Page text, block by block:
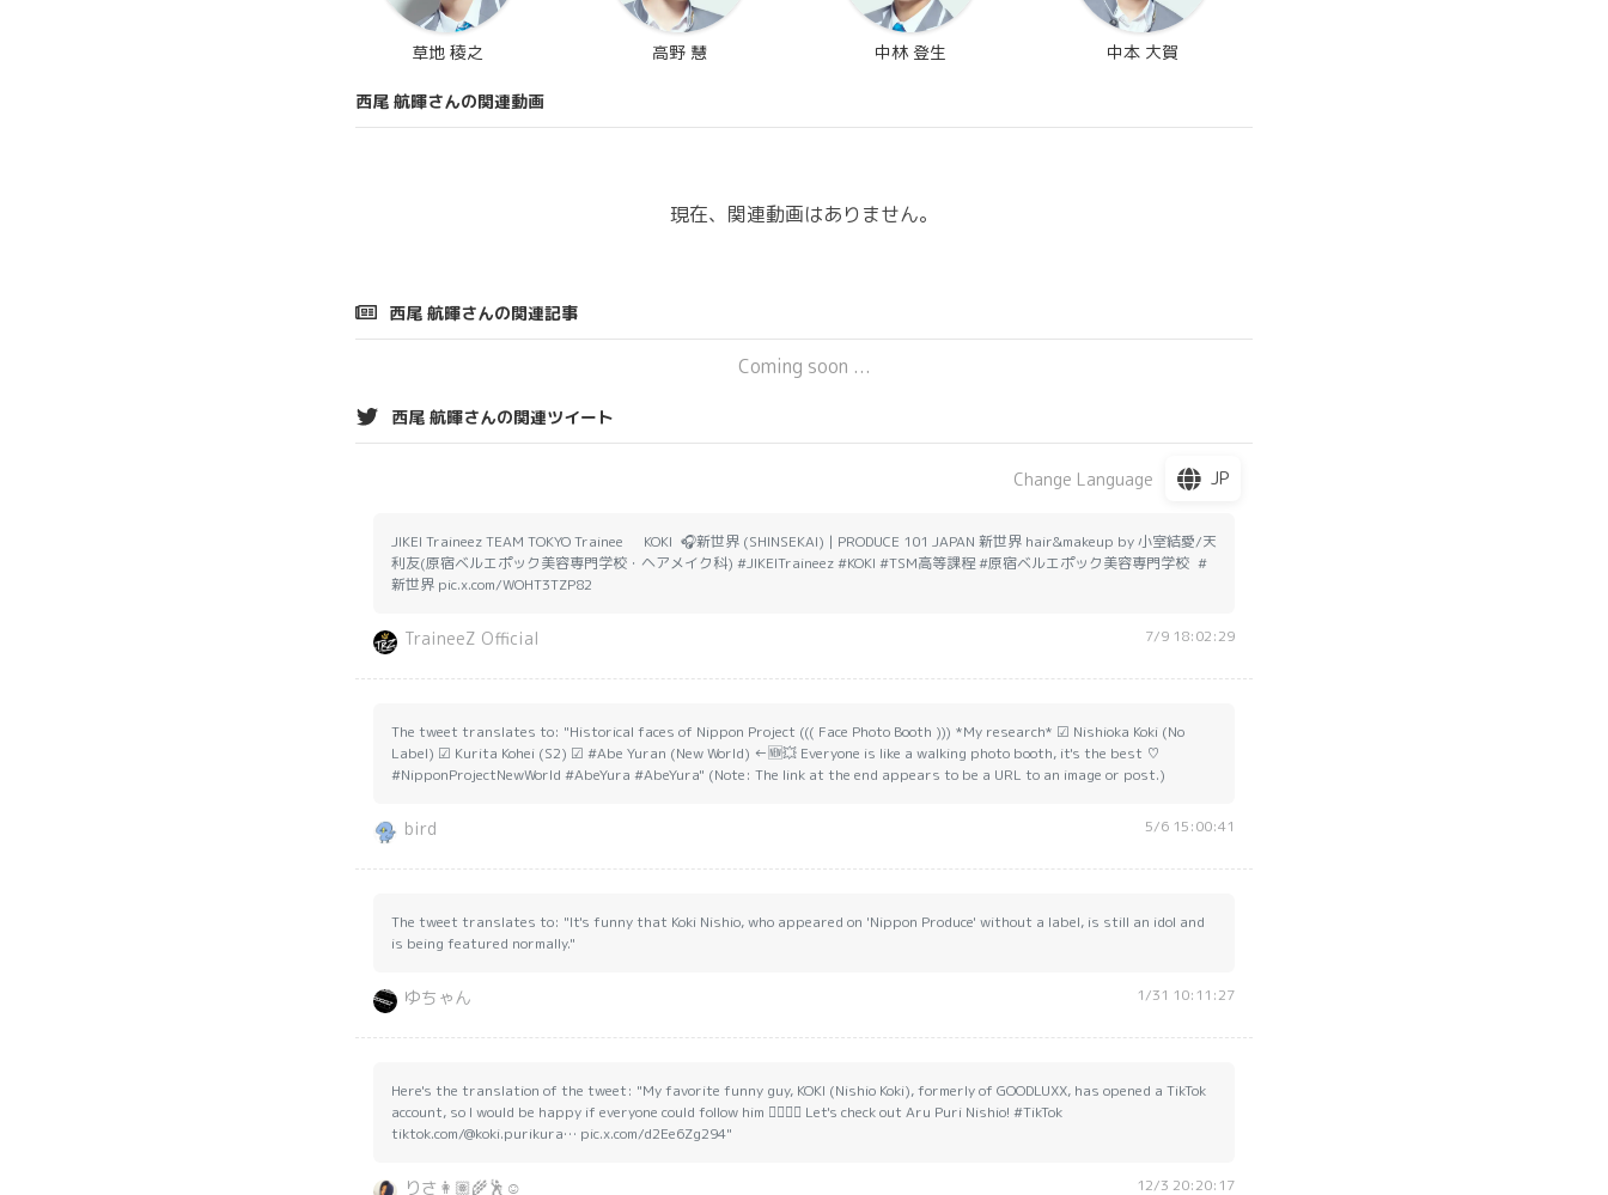
草地 稜之 高野 慧 中林 登生 中本 大賀
西尾 航暉さんの関連動画
現在、関連動画はありません。
西尾 航暉さんの関連記事
Coming soon ...
西尾 航暉さんの関連ツイート
Change Language JP
JIKEI Traineez TEAM TOKYO Trainee KOKI 🎧新世界 (SHINSEKAI) | PRODUCE 101 JAPAN 新世界 hair&makeup by 小室結愛/天
利友(原宿ベルエポック美容専門学校・ヘアメイク科) #JIKEITraineez #KOKI #TSM高等課程 #原宿ベルエポック美容専門学校 #
新世界 pic.x.com/WOHT3TZP82
TraineeZ Official 7/9 18:02:29
The tweet translates to: "Historical faces of Nippon Project ((( Face Photo Booth ))) *My research* ☑ Nishioka Koki (No
Label) ☑ Kurita Kohei (S2) ☑ #Abe Yuran (New World) ←🆕💥 Everyone is like a walking photo booth, it's the best ♡
#NipponProjectNewWorld #AbeYura #AbeYura" (Note: The link at the end appears to be a URL to an image or post.)
bird 5/6 15:00:41
The tweet translates to: "It's funny that Koki Nishio, who appeared on 'Nippon Produce' without a label, is still an idol and
is being featured normally."
ゆちゃん 1/31 10:11:27
Here's the translation of the tweet: "My favorite funny guy, KOKI (Nishio Koki), formerly of GOODLUXX, has opened a TikTok
account, so I would be happy if everyone could follow him 🙇‍♀️🙇‍♀️ Let's check out Aru Puri Nishio! #TikTok
tiktok.com/@koki.purikura… pic.x.com/d2Ee6Zg294"
りさ👩🏽‍🌾🕺☺️ 12/3 20:20:17